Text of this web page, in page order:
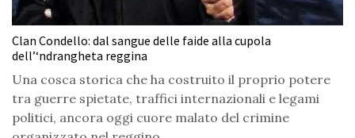
Clan Condello: dal sangue delle faide alla cupola
dell’‘ndrangheta reggina
Una cosca storica che ha costruito il proprio potere
tra guerre spietate, traffici internazionali e legami
politici, ancora oggi cuore malato del crimine